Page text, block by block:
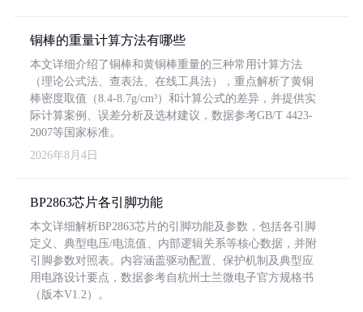
铜棒的重量计算方法有哪些
本文详细介绍了铜棒和黄铜棒重量的三种常用计算方法
（理论公式法、查表法、在线工具法），重点解析了黄铜
棒密度取值（8.4-8.7g/cm³）和计算公式的差异，并提供实
际计算案例、误差分析及选材建议，数据参考GB/T 4423-
2007等国家标准。
2026年8月4日
BP2863芯片各引脚功能
本文详细解析BP2863芯片的引脚功能及参数，包括各引脚
定义、典型电压/电流值、内部逻辑关系等核心数据，并附
引脚参数对照表。内容涵盖驱动配置、保护机制及典型应
用电路设计要点，数据参考自杭州士兰微电子官方规格书
（版本V1.2）。